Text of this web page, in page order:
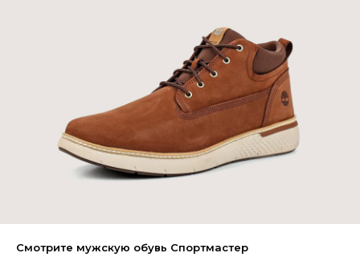
Смотрите мужскую обувь Спортмастер